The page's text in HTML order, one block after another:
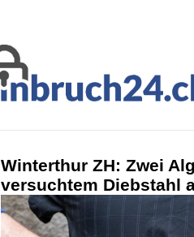
Winterthur ZH: Zwei
versuchtem Diebstahl